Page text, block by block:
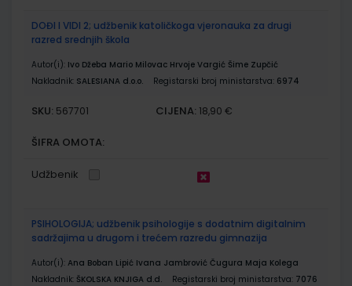
DOĐI I VIDI 2; udžbenik katoličkoga vjeronauka za drugi
razred srednjih škola
Autor(i): Ivo Džeba Mario Milovac Hrvoje Vargić Šime Zupčić
Nakladnik: SALESIANA d.o.o. Registarski broj ministarstva: 6974
SKU: 567701 CIJENA: 18,90 €
ŠIFRA OMOTA:
Udžbenik
PSIHOLOGIJA; udžbenik psihologije s dodatnim digitalnim
sadržajima u drugom i trećem razredu gimnazija
Autor(i): Ana Boban Lipić Ivana Jambrović Čugura Maja Kolega
Nakladnik: ŠKOLSKA KNJIGA d.d. Registarski broj ministarstva: 7076